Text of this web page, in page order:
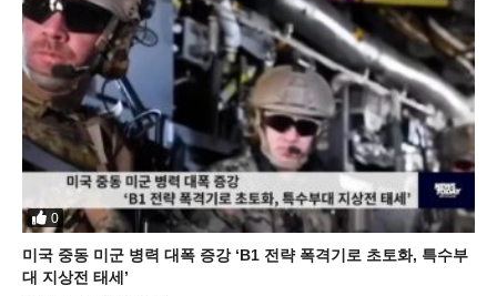
0
미국 중동 미군 병력 대폭 증강 ‘B1 전략 폭격기로 초토화, 특수부
대 지상전 태세’